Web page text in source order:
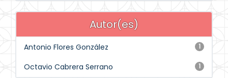
Autor(es)
1
Antonio Flores González
1
Octavio Cabrera Serrano